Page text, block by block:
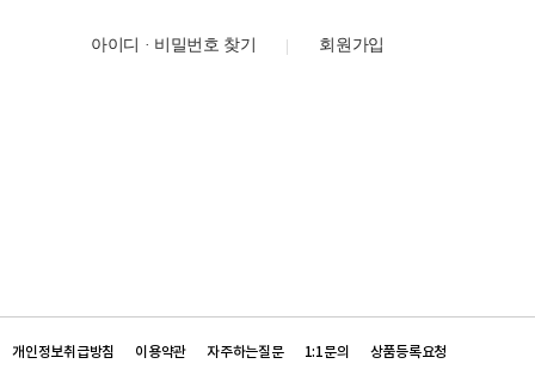
아이디 · 비밀번호 찾기
개인정보취급방침 이용약관 자주하는질문 1:1문의 상품등록요청